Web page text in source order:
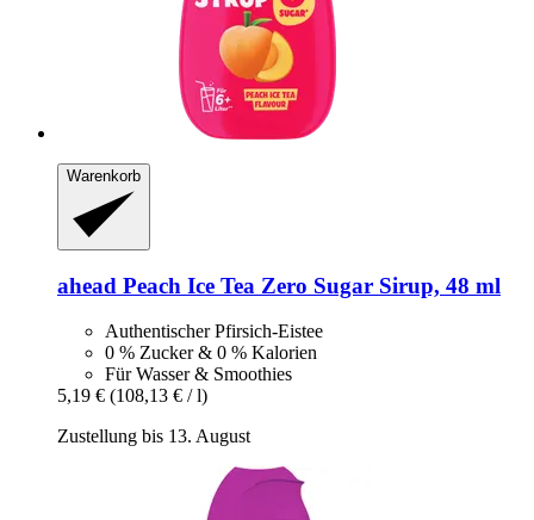
Warenkorb
ahead Peach Ice Tea Zero Sugar Sirup, 48 ml
Authentischer Pfirsich-Eistee
0 % Zucker & 0 % Kalorien
Für Wasser & Smoothies
5,19 € (108,13 € / l)
Zustellung bis 13. August